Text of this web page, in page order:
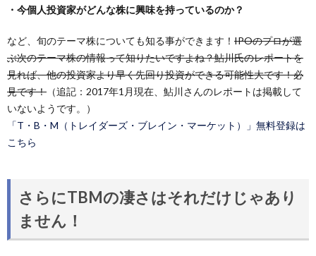
・今個人投資家がどんな株に興味を持っているのか？
など、旬のテーマ株についても知る事ができます！ IPOのプロが選
ぶ次のテーマ株の情報って知りたいですよね？鮎川氏のレポートを
見れば、他の投資家より早く先回り投資ができる可能性大です！必
見です！ （追記：2017年1月現在、鮎川さんのレポートは掲載して
いないようです。）
「T・B・M（トレイダーズ・ブレイン・マーケット）」無料登録は
こちら
さらにTBMの凄さはそれだけじゃあり
ません！